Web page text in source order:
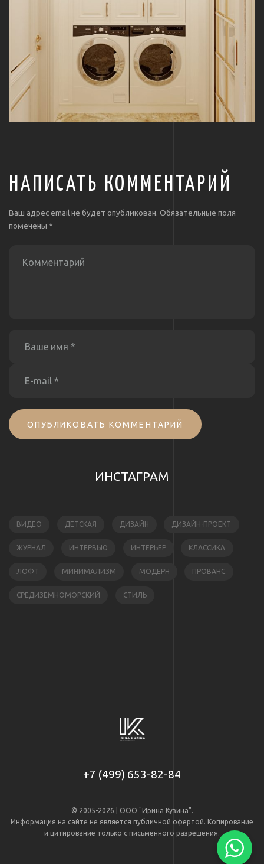
НАПИСАТЬ КОММЕНТАРИЙ
Ваш адрес email не будет опубликован. Обязательные поля
помечены *
ОПУБЛИКОВАТЬ КОММЕНТАРИЙ
ИНСТАГРАМ
ВИДЕО ДЕТСКАЯ ДИЗАЙН ДИЗАЙН-ПРОЕКТ
ЖУРНАЛ ИНТЕРВЬЮ ИНТЕРЬЕР КЛАССИКА
ЛОФТ МИНИМАЛИЗМ МОДЕРН ПРОВАНС
СРЕДИЗЕМНОМОРСКИЙ СТИЛЬ
+7 (499) 653-82-84
© 2005-2026 | ООО "Ирина Кузина".
Информация на сайте не является публичной офертой. Копирование
и цитирование только с письменного разрешения.